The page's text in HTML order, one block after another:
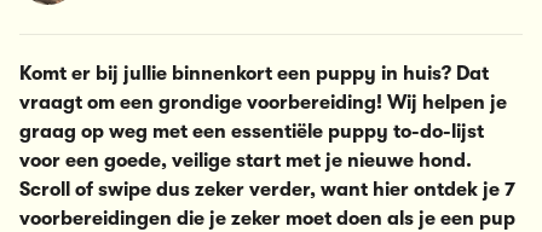
Komt er bij jullie binnenkort een puppy in huis? Dat
vraagt om een grondige voorbereiding! Wij helpen je
graag op weg met een essentiële puppy to-do-lijst
voor een goede, veilige start met je nieuwe hond.
Scroll of swipe dus zeker verder, want hier ontdek je 7
voorbereidingen die je zeker moet doen als je een pup